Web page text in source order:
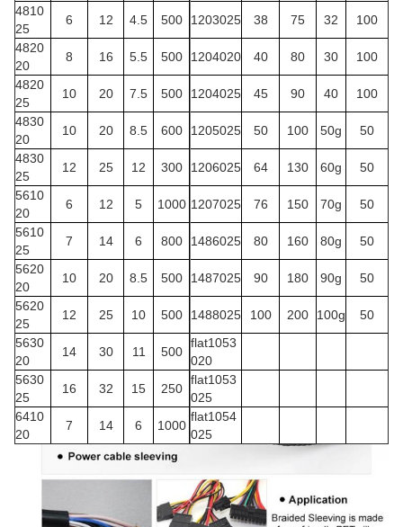
4810
25
6 12 4.5 500 1203025 38 75 32
100
4820
20
8 16 5.5 500 1204020 40 80 30
100
4820
25
10 20 7.5 500 1204025 45 90 40
100
4830
20
10 20 8.5 600 1205025 50 100 50g
50
4830
25
12 25 12 300 1206025 64 130 60g
50
5610
20
6 12 5 1000 1207025 76 150 70g
50
5610
25
7 14 6 800 1486025 80 160 80g
50
5620
20
10 20 8.5 500 1487025 90 180 90g
50
5620
25
12 25 10 500 1488025 100 200 100g
50
5630
20
14 30 11 500
flat1053
020
5630
25
16 32 15 250
flat1053
025
6410
20
7 14 6 1000
flat1054
025